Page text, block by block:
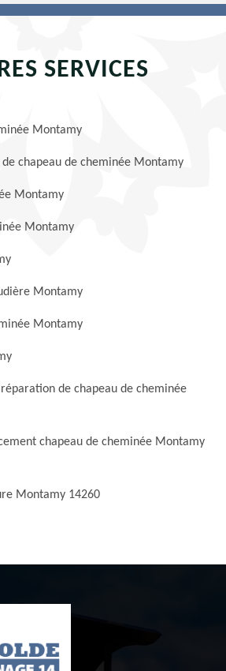
SERVICES
Montamy
chapeau de cheminée Montamy
Montamy
Montamy
Montamy
Montamy
de chapeau de cheminée
chapeau de cheminée Montamy
Montamy 14260